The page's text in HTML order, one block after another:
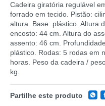
Cadeira giratória regulável
forrado em tecido. Pistão:
altura. Base: plástico. Altura
encosto: 44 cm. Altura do
assento: 46 cm.
plástico. Rodas: 5 rodas em
horas. Peso da cadeira /
kg.
Partilhe este produto